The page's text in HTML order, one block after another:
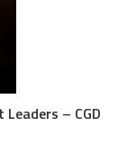
– CGD